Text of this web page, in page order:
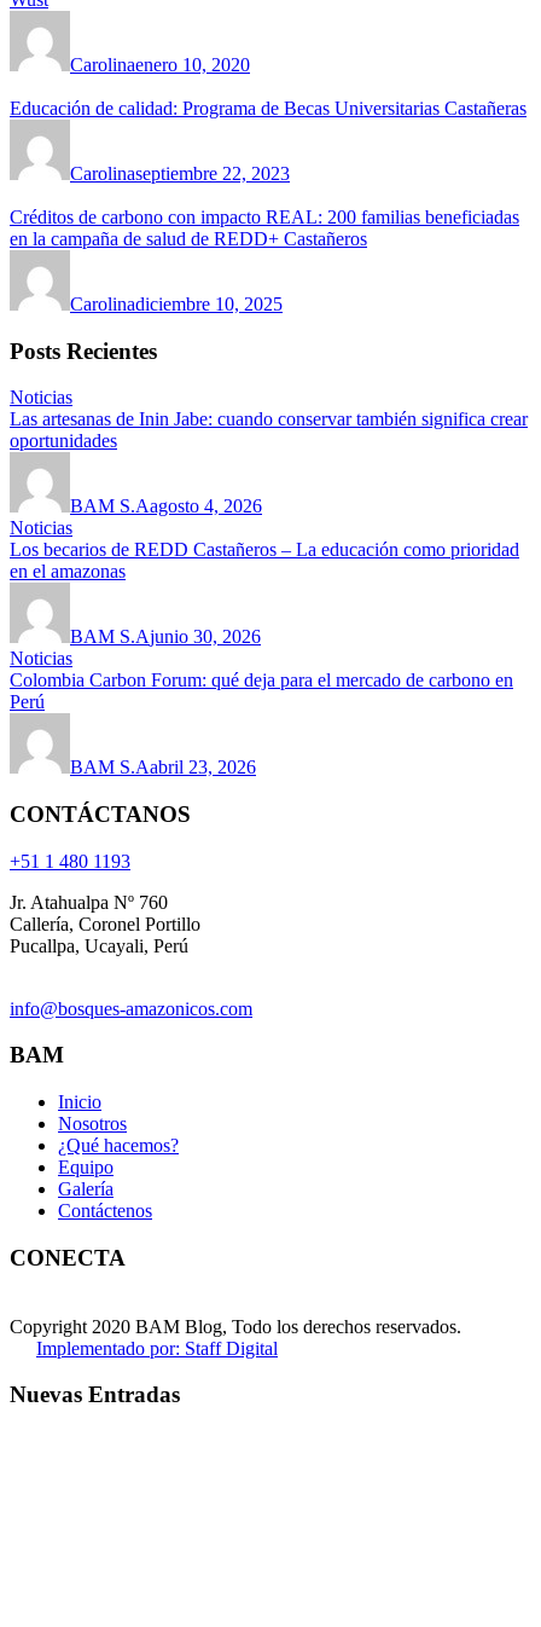
Carolinaenero 10, 2020
Educación de calidad: Programa de Becas Universitarias Castañeras
Carolinaseptiembre 22, 2023
Créditos de carbono con impacto REAL: 200 familias beneficiadas
en la campaña de salud de REDD+ Castañeros
Carolinadiciembre 10, 2025
Posts Recientes
Noticias
Las artesanas de Inin Jabe: cuando conservar también significa crear
oportunidades
BAM S.Aagosto 4, 2026
Noticias
Los becarios de REDD Castañeros – La educación como prioridad
en el amazonas
BAM S.Ajunio 30, 2026
Noticias
Colombia Carbon Forum: qué deja para el mercado de carbono en
Perú
BAM S.Aabril 23, 2026
CONTÁCTANOS
+51 1 480 1193
Jr. Atahualpa Nº 760
Callería, Coronel Portillo
Pucallpa, Ucayali, Perú
info@bosques-amazonicos.com
BAM
Inicio
Nosotros
¿Qué hacemos?
Equipo
Galería
Contáctenos
CONECTA
Copyright 2020 BAM Blog, Todo los derechos reservados.
Implementado por: Staff Digital
Nuevas Entradas